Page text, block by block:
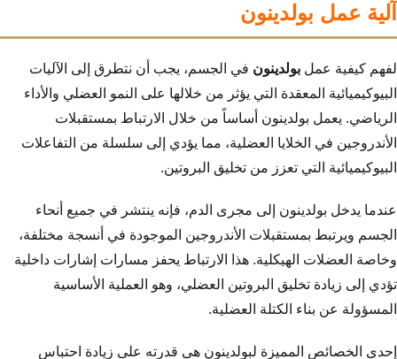
آلية عمل بولدينون
لفهم كيفية عمل بولدينون في الجسم، يجب أن نتطرق إلى الآليات
البيوكيميائية المعقدة التي يؤثر من خلالها على النمو العضلي والأداء
الرياضي. يعمل بولدينون أساساً من خلال الارتباط بمستقبلات
الأندروجين في الخلايا العضلية، مما يؤدي إلى سلسلة من التفاعلات
البيوكيميائية التي تعزز من تخليق البروتين.
عندما يدخل بولدينون إلى مجرى الدم، فإنه ينتشر في جميع أنحاء
الجسم ويرتبط بمستقبلات الأندروجين الموجودة في أنسجة مختلفة،
وخاصة العضلات الهيكلية. هذا الارتباط يحفز مسارات إشارات داخلية
تؤدي إلى زيادة تخليق البروتين العضلي، وهو العملية الأساسية
المسؤولة عن بناء الكتلة العضلية.
إحدى الخصائص المميزة لبولدينون هي قدرته على زيادة احتباس